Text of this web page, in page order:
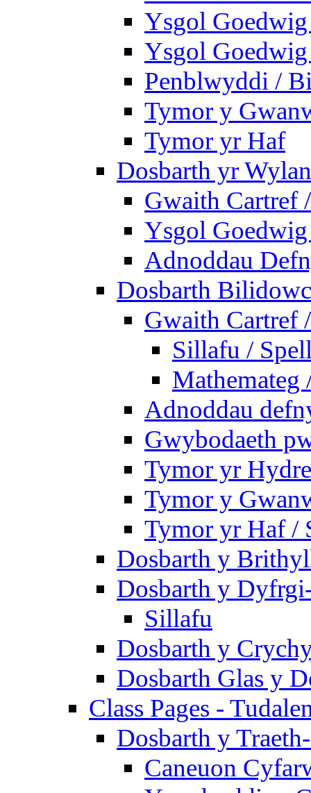
Ysgol
Ysgol
Penblwyddi /
Tymor y
Tymor yr Haf
Dosbarth yr
Gwaith Cartref
Ysgol
Adnoddau
Dosbarth
Gwaith Cartref
Sillafu /
Mathemateg
Adnoddau
Gwybodaeth
Tymor yr
Tymor y
Tymor yr Haf /
Dosbarth y
Dosbarth y
Sillafu
Dosbarth y
Dosbarth Glas y
Class Pages -
Dosbarth y
Caneuon